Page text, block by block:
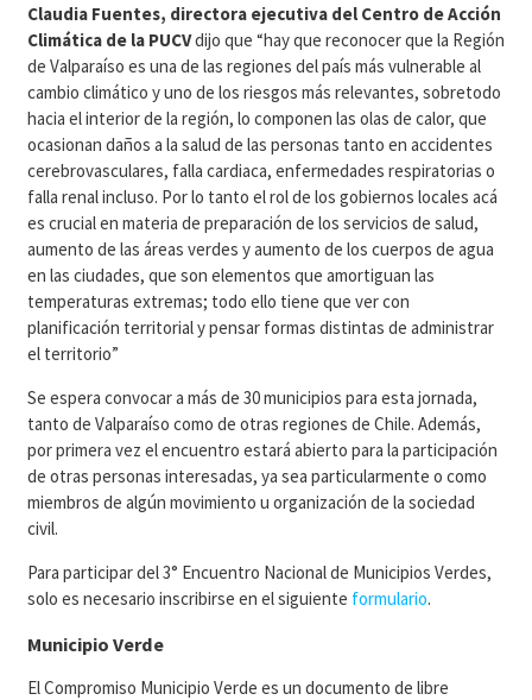
Claudia Fuentes, directora ejecutiva del Centro de Acción
Climática de la PUCVdijo que “hay que reconocer que la Región
de Valparaíso es una de las regiones del país más vulnerable al
cambio climático y uno de los riesgos más relevantes, sobretodo
hacia el interior de la región, lo componen las olas de calor, que
ocasionan daños a la salud de las personas tanto en accidentes
cerebrovasculares, falla cardiaca, enfermedades respiratorias o
falla renal incluso. Por lo tanto el rol de los gobiernos locales acá
es crucial en materia de preparación de los servicios de salud,
aumento de las áreas verdes y aumento de los cuerpos de agua
en las ciudades, que son elementos que amortiguan las
temperaturas extremas; todo ello tiene que ver con
planificación territorial y pensar formas distintas de administrar
el territorio”
Se espera convocar a más de 30 municipios para esta jornada,
tanto de Valparaíso como de otras regiones de Chile. Además,
por primera vez el encuentro estará abierto para la participación
de otras personas interesadas, ya sea particularmente o como
miembros de algún movimiento u organización de la sociedad
civil.
Para participar del 3° Encuentro Nacional de Municipios Verdes,
solo es necesario inscribirse en el siguiente formulario.
Municipio Verde
El Compromiso Municipio Verde es un documento de libre